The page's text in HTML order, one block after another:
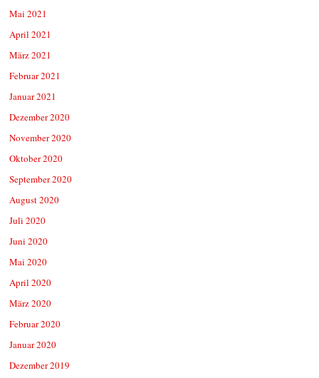
Mai 2021
April 2021
März 2021
Februar 2021
Januar 2021
Dezember 2020
November 2020
Oktober 2020
September 2020
August 2020
Juli 2020
Juni 2020
Mai 2020
April 2020
März 2020
Februar 2020
Januar 2020
Dezember 2019